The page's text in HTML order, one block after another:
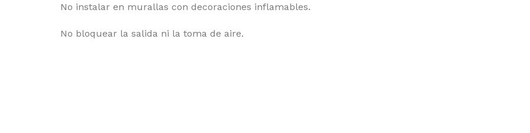
No instalar en murallas con decoraciones inflamables.
No bloquear la salida ni la toma de aire.